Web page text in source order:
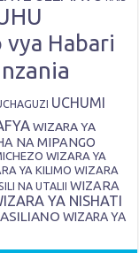
Habari
UCHUMI
WIZARA YA
NA MIPANGO
WIZARA YA
YA KILIMO WIZARA
NA UTALII WIZARA
YA NISHATI
WIZARA YA